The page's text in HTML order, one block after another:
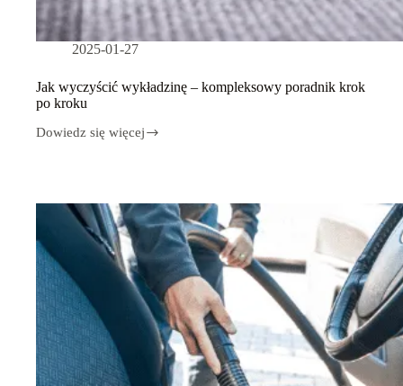
2025-01-27
Jak wyczyścić wykładzinę – kompleksowy poradnik krok
po kroku
Dowiedz się więcej
Jak
poradnik
po
kroku